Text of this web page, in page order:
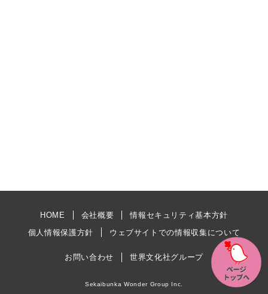
HOME 会社概要
情報セキュリティ基本方針
個人情報保護方針
ウェブサイトでの情報収集について
お問い合わせ 世界文化社グループ
Sekaibunka Wonder Group Inc.